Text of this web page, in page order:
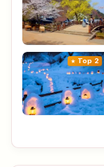
Top 2